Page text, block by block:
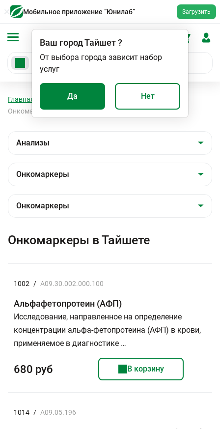
Мобильное приложение “Юнилаб” Загрузить
Ваш городТайшет?
От выбора города зависит набор
услуг
Да Нет
Главная Анализы
Онкомаркеры
Онкомаркеры
Онкомаркеры в Тайшете
1002 / A09.30.002.000.100
Альфафетопротеин (АФП)
Исследование, направленное на определение
концентрации альфа-фетопротеина (АФП) в крови,
применяемое в диагностике …
680 руб В корзину
1014 / A09.05.196